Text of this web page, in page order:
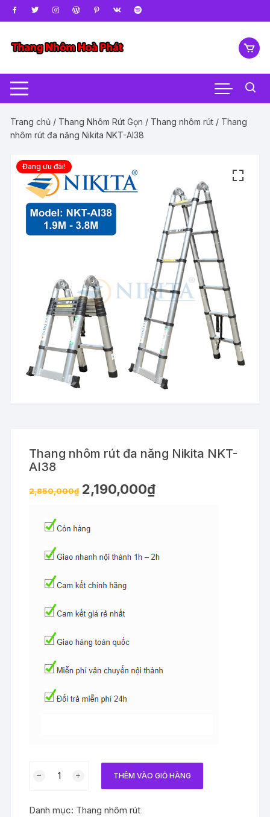
Chuyển
tới
dung
Trang chủ / Thang Nhôm Rút Gọn / Thang nhôm rút / Thang
nhôm rút đa năng Nikita NKT-AI38
Đang ưu đãi!
Thang nhôm rút đa năng Nikita NKT-
AI38
2,850,000₫ 2,190,000₫
đa
THÊM VÀO GIỎ HÀNG
Danh mục: Thang nhôm rút